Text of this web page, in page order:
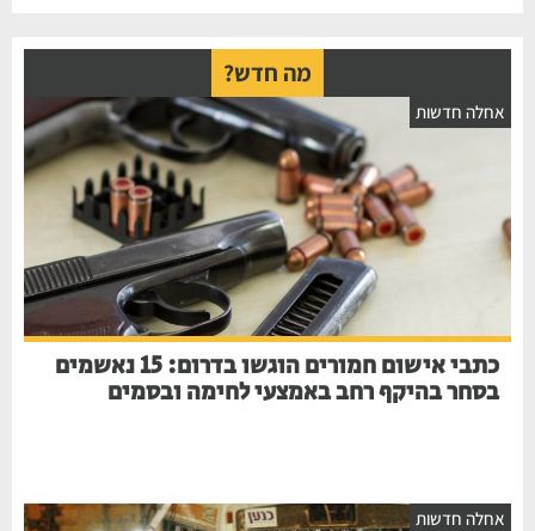
מה חדש?
אחלה חדשות
כתבי אישום חמורים הוגשו בדרום: 15 נאשמים
בסחר בהיקף רחב באמצעי לחימה ובסמים
אחלה חדשות